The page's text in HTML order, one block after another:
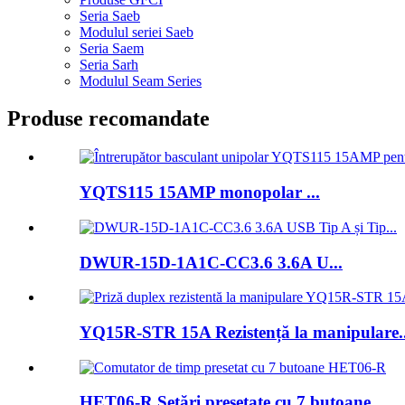
Seria Saeb
Modulul seriei Saeb
Seria Saem
Seria Sarh
Modulul Seam Series
Produse recomandate
YQTS115 15AMP monopolar ...
DWUR-15D-1A1C-CC3.6 3.6A U...
YQ15R-STR 15A Rezistență la